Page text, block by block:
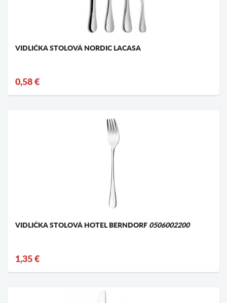
VIDLIČKA STOLOVÁ NORDIC LACASA
0,58 €
VIDLIČKA STOLOVÁ HOTEL BERNDORF 0506002200
1,35 €